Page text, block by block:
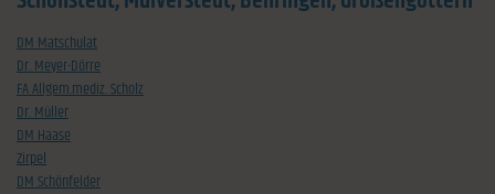
DM Matschulat
Dr. Meyer-Dörre
FA Allgem.mediz. Scholz
Dr. Müller
DM Haase
Zirpel
DM Schönfelder